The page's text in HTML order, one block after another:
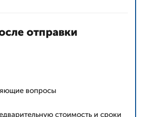
отправки
вопросы
стоимость и сроки